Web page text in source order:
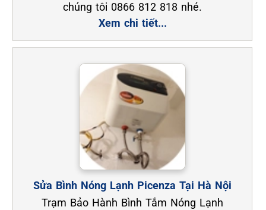
chúng tôi 0866 812 818 nhé.
Xem chi tiết...
Sửa Bình Nóng Lạnh Picenza Tại Hà Nội
Trạm Bảo Hành Bình Tắm Nóng Lạnh